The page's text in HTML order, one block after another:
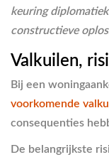
keuring
constructieve
Valkuilen,
Bij een
voorkomende
consequenties
De belangrijkste